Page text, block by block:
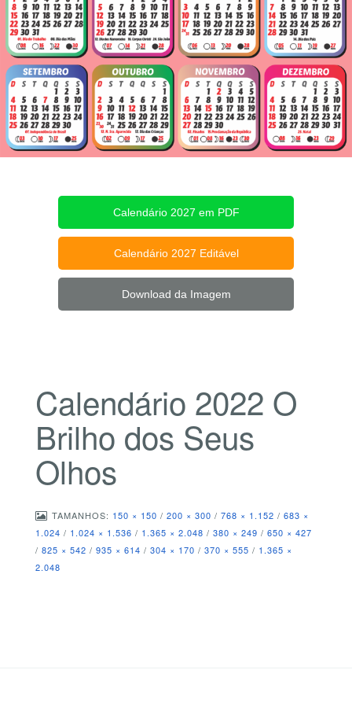
Calendário 2027 em PDF
Calendário 2027 Editável
Download da Imagem
Calendário 2022 O
Brilho dos Seus
Olhos
TAMANHOS: 150 × 150 / 200 × 300 / 768 × 1.152 / 683 ×
1.024 / 1.024 × 1.536 / 1.365 × 2.048 / 380 × 249 / 650 × 427
/ 825 × 542 / 935 × 614 / 304 × 170 / 370 × 555 / 1.365 ×
2.048